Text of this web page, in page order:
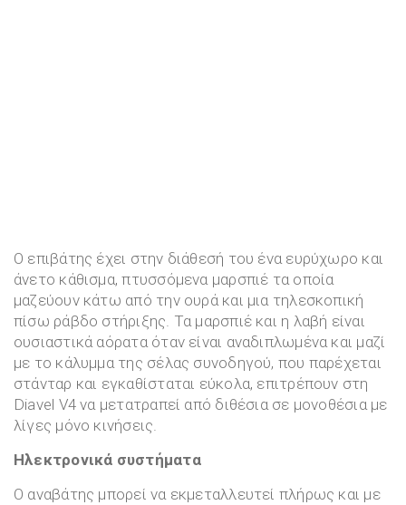
Ο επιβάτης έχει στην διάθεσή του ένα ευρύχωρο και
άνετο κάθισμα, πτυσσόμενα μαρσπιέ τα οποία
μαζεύουν κάτω από την ουρά και μια τηλεσκοπική
πίσω ράβδο στήριξης. Τα μαρσπιέ και η λαβή είναι
ουσιαστικά αόρατα όταν είναι αναδιπλωμένα και μαζί
με το κάλυμμα της σέλας συνοδηγού, που παρέχεται
στάνταρ και εγκαθίσταται εύκολα, επιτρέπουν στη
Diavel V4 να μετατραπεί από διθέσια σε μονοθέσια με
λίγες μόνο κινήσεις.
Ηλεκτρονικά συστήματα
Ο αναβάτης μπορεί να εκμεταλλευτεί πλήρως και με